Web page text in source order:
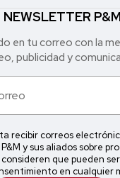
NEWSLETTER P&M
en tu correo con la
publicidad y
recibir correos
y sus aliados sobre
que pueden
en cualquier